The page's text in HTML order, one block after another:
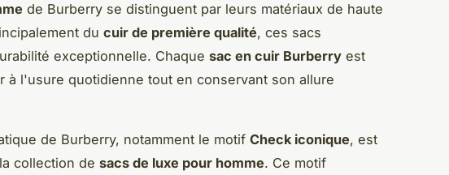
de Burberry se distinguent par leurs matériaux de haute
du cuir de première qualité, ces sacs
exceptionnelle. Chaque sac en cuir Burberry est
à l'usure quotidienne tout en conservant son allure
de Burberry, notamment le motif Check iconique, est
collection de sacs de luxe pour homme. Ce motif